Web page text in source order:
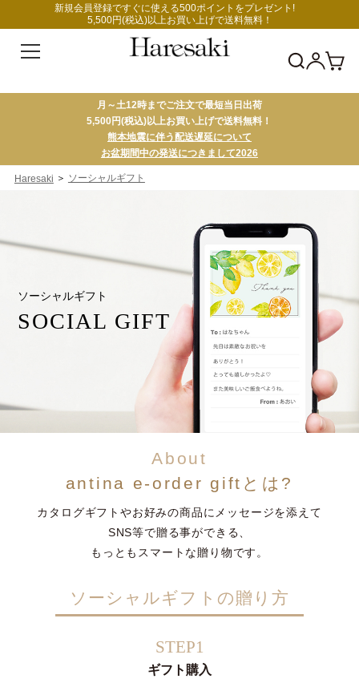
新規会員登録ですぐに使える500ポイントをプレゼント!
5,500円(税込)以上お買い上げで送料無料！
月～土12時までご注文で最短当日出荷
5,500円(税込)以上お買い上げで送料無料！
熊本地震に伴う配送遅延について
お盆期間中の発送につきまして2026
Haresaki ＞ ソーシャルギフト
SOCIAL GIFT
ソーシャルギフト
About
antina e-order giftとは?
カタログギフトやお好みの商品にメッセージを添えて
SNS等で贈る事ができる、
もっともスマートな贈り物です。
ソーシャルギフトの贈り方
STEP1
ギフト購入